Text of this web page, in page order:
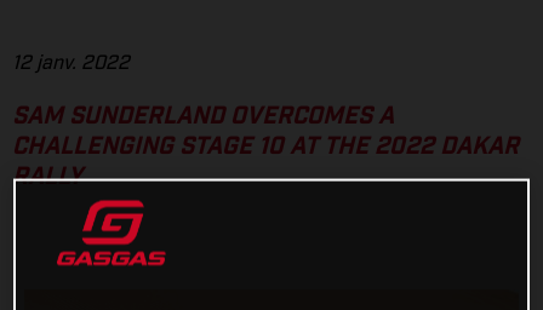
12 janv. 2022
SAM SUNDERLAND OVERCOMES A
CHALLENGING STAGE 10 AT THE 2022 DAKAR
RALLY